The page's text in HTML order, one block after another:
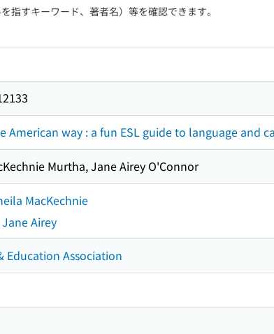
指すキーワード、著者名）等を確認できます。
American way : a fun ESL guide to language and
Murtha, Jane Airey O'Connor
MacKechnie
Airey
Education Association